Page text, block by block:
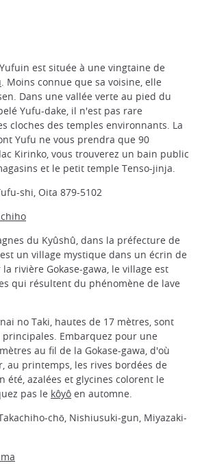
est située à une vingtaine de
. Moins connue que sa voisine, elle
Dans une vallée verte au pied du
Yufu-dake, il n'est pas rare
cloches des temples environnants. La
Yufu ne vous prendra que 90
Kirinko, vous trouverez un bain public
et le petit temple Tenso-jinja.
shi, Oita 879-5102
du Kyûshû, dans la préfecture de
un village mystique dans un écrin de
rivière Gokase-gawa, le village est
qui résultent du phénomène de lave
no Taki, hautes de 17 mètres, sont
Embarquez pour une
au fil de la Gokase-gawa, d'où
au printemps, les rives bordées de
été, azalées et glycines colorent le
pas le kôyô en automne.
chō, Nishiusuki-gun, Miyazaki-